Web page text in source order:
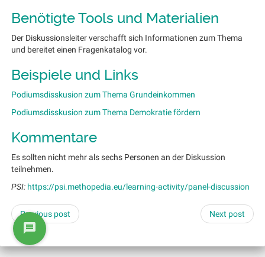
Benötigte Tools und Materialien
Der Diskussionsleiter verschafft sich Informationen zum Thema
und bereitet einen Fragenkatalog vor.
Beispiele und Links
Podiumsdisskusion zum Thema Grundeinkommen
Podiumsdisskusion zum Thema Demokratie fördern
Kommentare
Es sollten nicht mehr als sechs Personen an der Diskussion
teilnehmen.
PSI: https://psi.methopedia.eu/learning-activity/panel-discussion
Previous post Next post